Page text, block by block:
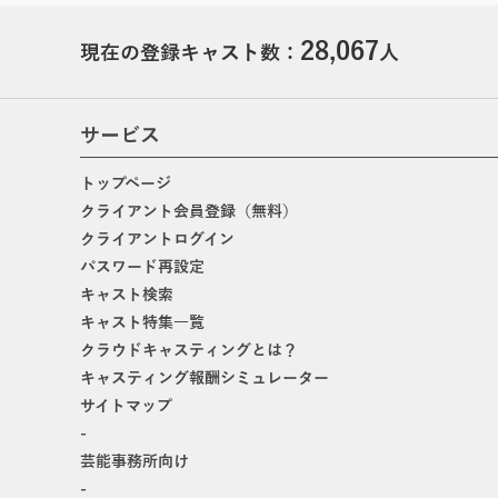
現在の登録キャスト数： 28,067人
サービス
トップページ
クライアント会員登録（無料）
クライアントログイン
パスワード再設定
キャスト検索
キャスト特集一覧
クラウドキャスティングとは？
キャスティング報酬シミュレーター
サイトマップ
-
芸能事務所向け
-